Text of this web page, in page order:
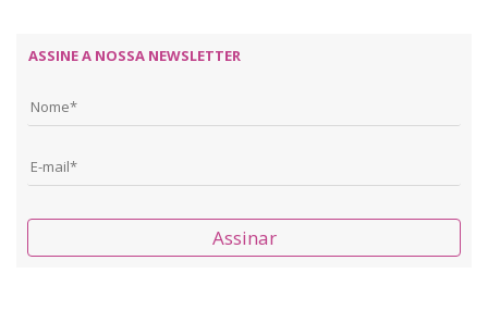
ASSINE A NOSSA NEWSLETTER
Assinar